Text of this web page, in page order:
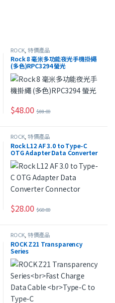
ROCK,特價產品
Rock 8 毫米多功能夜光手機掛繩
(多色)RPC3294 螢光
$48.00 $88.00
ROCK,特價產品
Rock L12 AF 3.0 to Type-C
OTG Adapter Data Converter
Connector
$28.00 $60.00
ROCK,特價產品
ROCK Z21 Transparency
Series
Fast Charge Data Cable
Type-C to Type-C